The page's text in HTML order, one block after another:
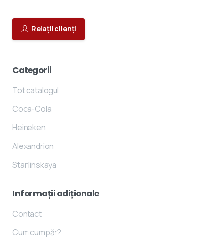
Relații clienți
Categorii
Tot catalogul
Coca-Cola
Heineken
Alexandrion
Stanlinskaya
Informații adiționale
Contact
Cum cumpăr?